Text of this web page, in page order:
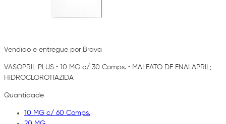
Vendido e entregue por Brava
VASOPRIL PLUS • 10 MG c/ 30 Comps. • MALEATO DE ENALAPRIL;
HIDROCLOROTIAZIDA
Quantidade
10 MG c/ 60 Comps.